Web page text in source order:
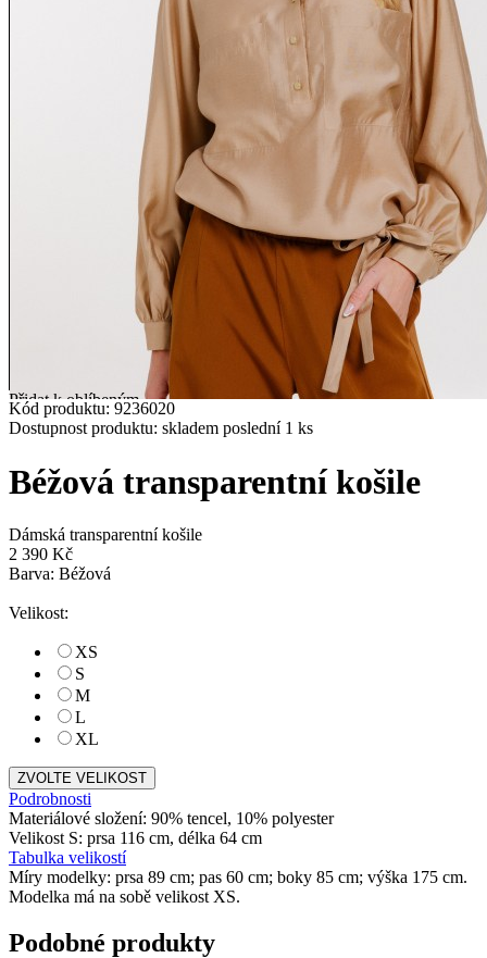
Obrázek (1)
Obrázek (2)
Obrázek (4)
Přidat k oblíbeným
Kód produktu: 9236020
Dostupnost produktu: skladem poslední 1 ks
Béžová transparentní košile
Dámská transparentní košile
2 390 Kč
Barva: Béžová
Velikost:
XS
S
M
L
XL
ZVOLTE VELIKOST
Podrobnosti
Materiálové složení: 90% tencel, 10% polyester
Velikost S: prsa 116 cm, délka 64 cm
Tabulka velikostí
Míry modelky: prsa 89 cm; pas 60 cm; boky 85 cm; výška 175 cm.
Modelka má na sobě velikost XS.
Podobné produkty